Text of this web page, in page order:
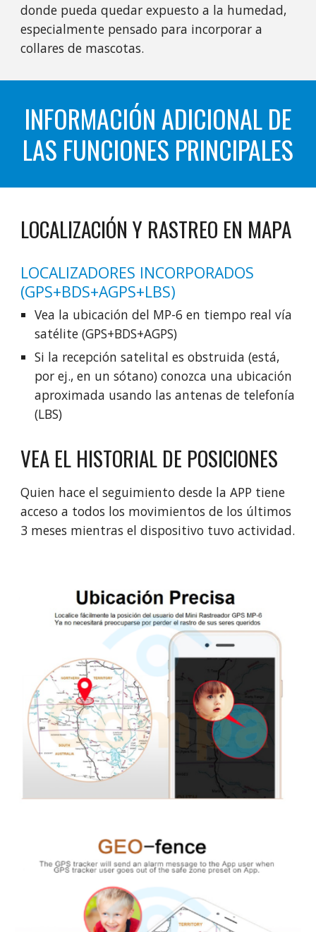
donde pueda quedar expuesto a la humedad,
especialmente pensado para incorporar a
collares de mascotas.
INFORMACIÓN ADICIONAL DE
LAS FUNCIONES PRINCIPALES
LOCALIZACIÓN Y RASTREO EN MAPA
LOCALIZADORES INCORPORADOS
(GPS+BDS+AGPS+LBS)
Vea la ubicación del MP-6 en tiempo real vía
satélite (GPS+BDS+AGPS)
Si la recepción satelital es obstruida (está,
por ej., en un sótano) conozca una ubicación
aproximada usando las antenas de telefonía
(LBS)
VEA EL HISTORIAL DE POSICIONES
Quien hace el seguimiento desde la APP tiene
acceso a todos los movimientos de los últimos
3 meses mientras el dispositivo tuvo actividad.